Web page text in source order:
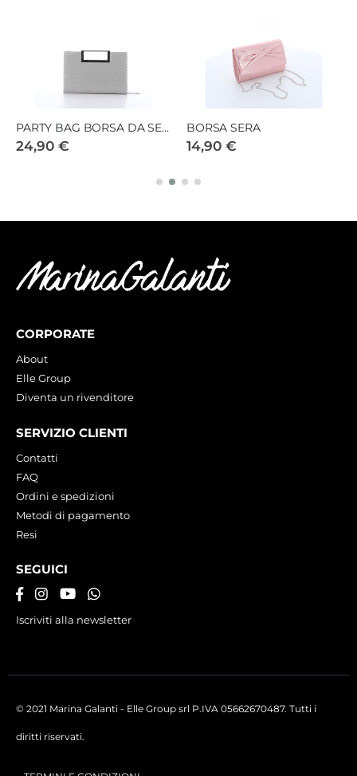
PARTY BAG BORSA DA SERA
24,90 €
BORSA SERA
14,90 €
CORPORATE
About
Elle Group
Diventa un rivenditore
SERVIZIO CLIENTI
Contatti
FAQ
Ordini e spedizioni
Metodi di pagamento
Resi
SEGUICI
Iscriviti alla newsletter
© 2021 Marina Galanti - Elle Group srl P.IVA 05662670487. Tutti i
diritti riservati.